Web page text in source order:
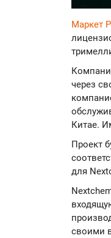
Маркет
через
Китае.
Проект
для
своими